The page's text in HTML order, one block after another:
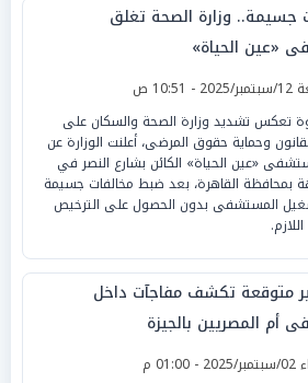
جسيمة.. وزارة الصحة تغلق
«عين الحياة»
ص
تعكس تشديد وزارة الصحة والسكان على
وحماية حقوق المرضى، أعلنت الوزارة عن
«عين الحياة» الكائن بشارع النصر في
بمحافظة القاهرة، بعد ضبط مخالفات جسيمة
المستشفى بدون الحصول على الترخيص
متوقعة تكشف مفاجآت داخل
أم المصريين بالجيزة
م